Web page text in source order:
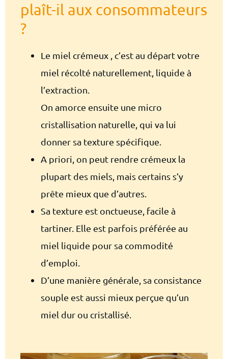
plaît-il aux consommateurs
?
Le miel crémeux , c’est au départ votre
miel récolté naturellement, liquide à
l’extraction.
On amorce ensuite une micro
cristallisation naturelle, qui va lui
donner sa texture spécifique.
A priori, on peut rendre crémeux la
plupart des miels, mais certains s’y
prête mieux que d’autres.
Sa texture est onctueuse, facile à
tartiner. Elle est parfois préférée au
miel liquide pour sa commodité
d’emploi.
D’une manière générale, sa consistance
souple est aussi mieux perçue qu’un
miel dur ou cristallisé.